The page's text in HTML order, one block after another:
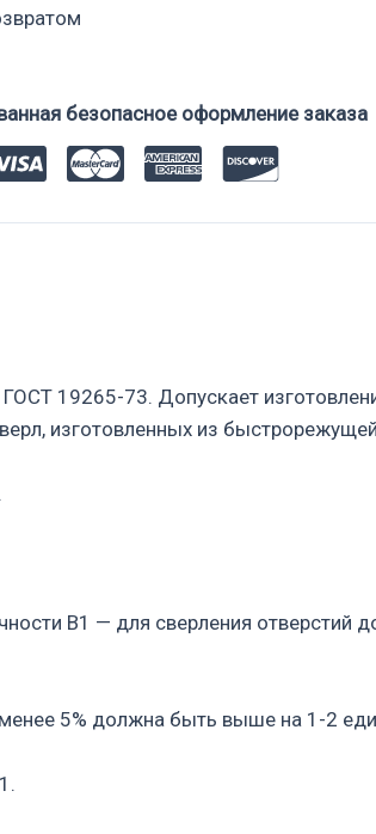
безопасное оформление заказа
19265-73. Допускает
изготовленных из
В1 — для сверления отверстий
менее 5% должна быть выше на 1-2